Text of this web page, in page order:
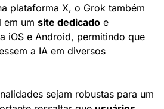
plataforma X, o Grok também
em um site dedicado e
iOS e Android, permitindo que
a IA em diversos
sejam robustas para um